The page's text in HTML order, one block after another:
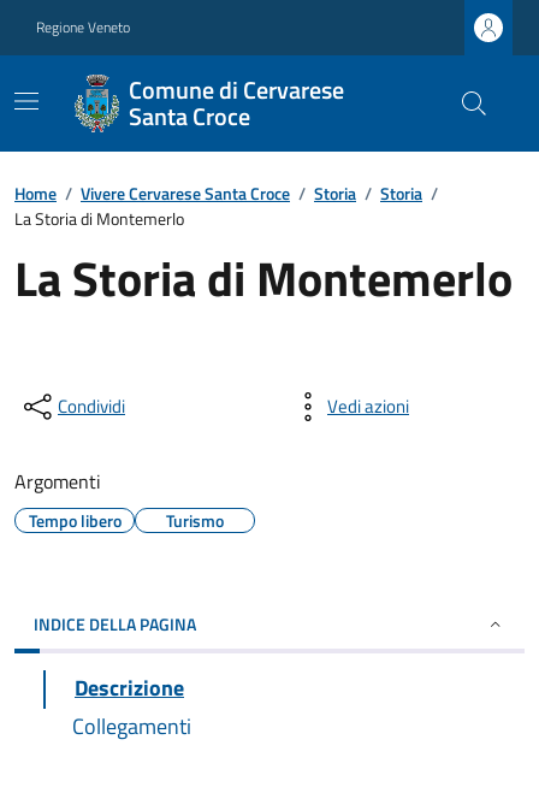
Regione Veneto
Comune di Cervarese
Santa Croce
Home / Vivere Cervarese Santa Croce / Storia / Storia /
La Storia di Montemerlo
La Storia di Montemerlo
Condividi Vedi azioni
Argomenti
Tempo libero Turismo
INDICE DELLA PAGINA
Descrizione
Collegamenti